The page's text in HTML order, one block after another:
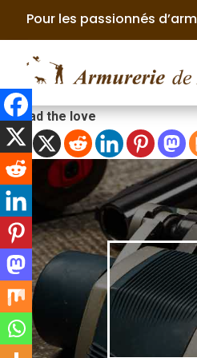
Pour les passionnés
Spread the love